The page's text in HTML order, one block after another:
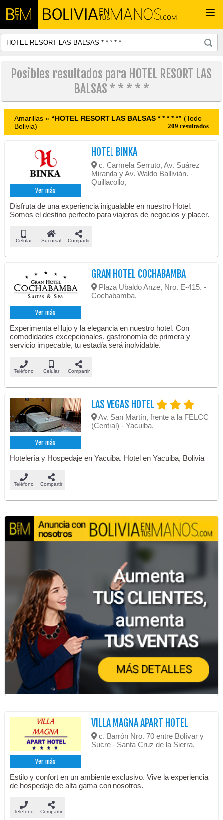
Posibles resultados para HOTEL RESORT LAS
BALSAS * * * * *
Amarillas » “HOTEL RESORT LAS BALSAS * * * * *” (Todo
Bolivia)
209 resultados
Ver más
HOTEL BINKA
c. Carmela Serruto, Av. Suárez
Miranda y Av. Waldo Ballivián. -
Quillacollo,
Disfruta de una experiencia inigualable en nuestro Hotel.
Somos el destino perfecto para viajeros de negocios y placer.
Celular Sucursal Compartir
Ver más
GRAN HOTEL COCHABAMBA
Plaza Ubaldo Anze, Nro. E-415. -
Cochabamba,
Experimenta el lujo y la elegancia en nuestro hotel. Con
comodidades excepcionales, gastronomía de primera y
servicio impecable, tu estadía será inolvidable.
Teléfono Celular Compartir
Ver más
LAS VEGAS HOTEL
Av. San Martín, frente a la FELCC
(Central) - Yacuiba,
Hotelería y Hospedaje en Yacuiba. Hotel en Yacuiba, Bolivia
Teléfono Compartir
Ver más
VILLA MAGNA APART HOTEL
c. Barrón Nro. 70 entre Bolívar y
Sucre - Santa Cruz de la Sierra,
Estilo y confort en un ambiente exclusivo. Vive la experiencia
de hospedaje de alta gama con nosotros.
Teléfono Compartir